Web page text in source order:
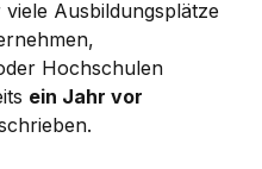
viele Ausbildungsplätze
Hochschulen
ein Jahr vor